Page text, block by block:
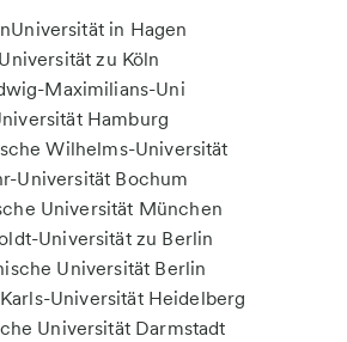
in Hagen
Universität zu Köln
Maximilians-Uni
Hamburg
Wilhelms-Universität
Universität Bochum
Universität München
Universität zu Berlin
Universität Berlin
Universität Heidelberg
Universität Darmstadt